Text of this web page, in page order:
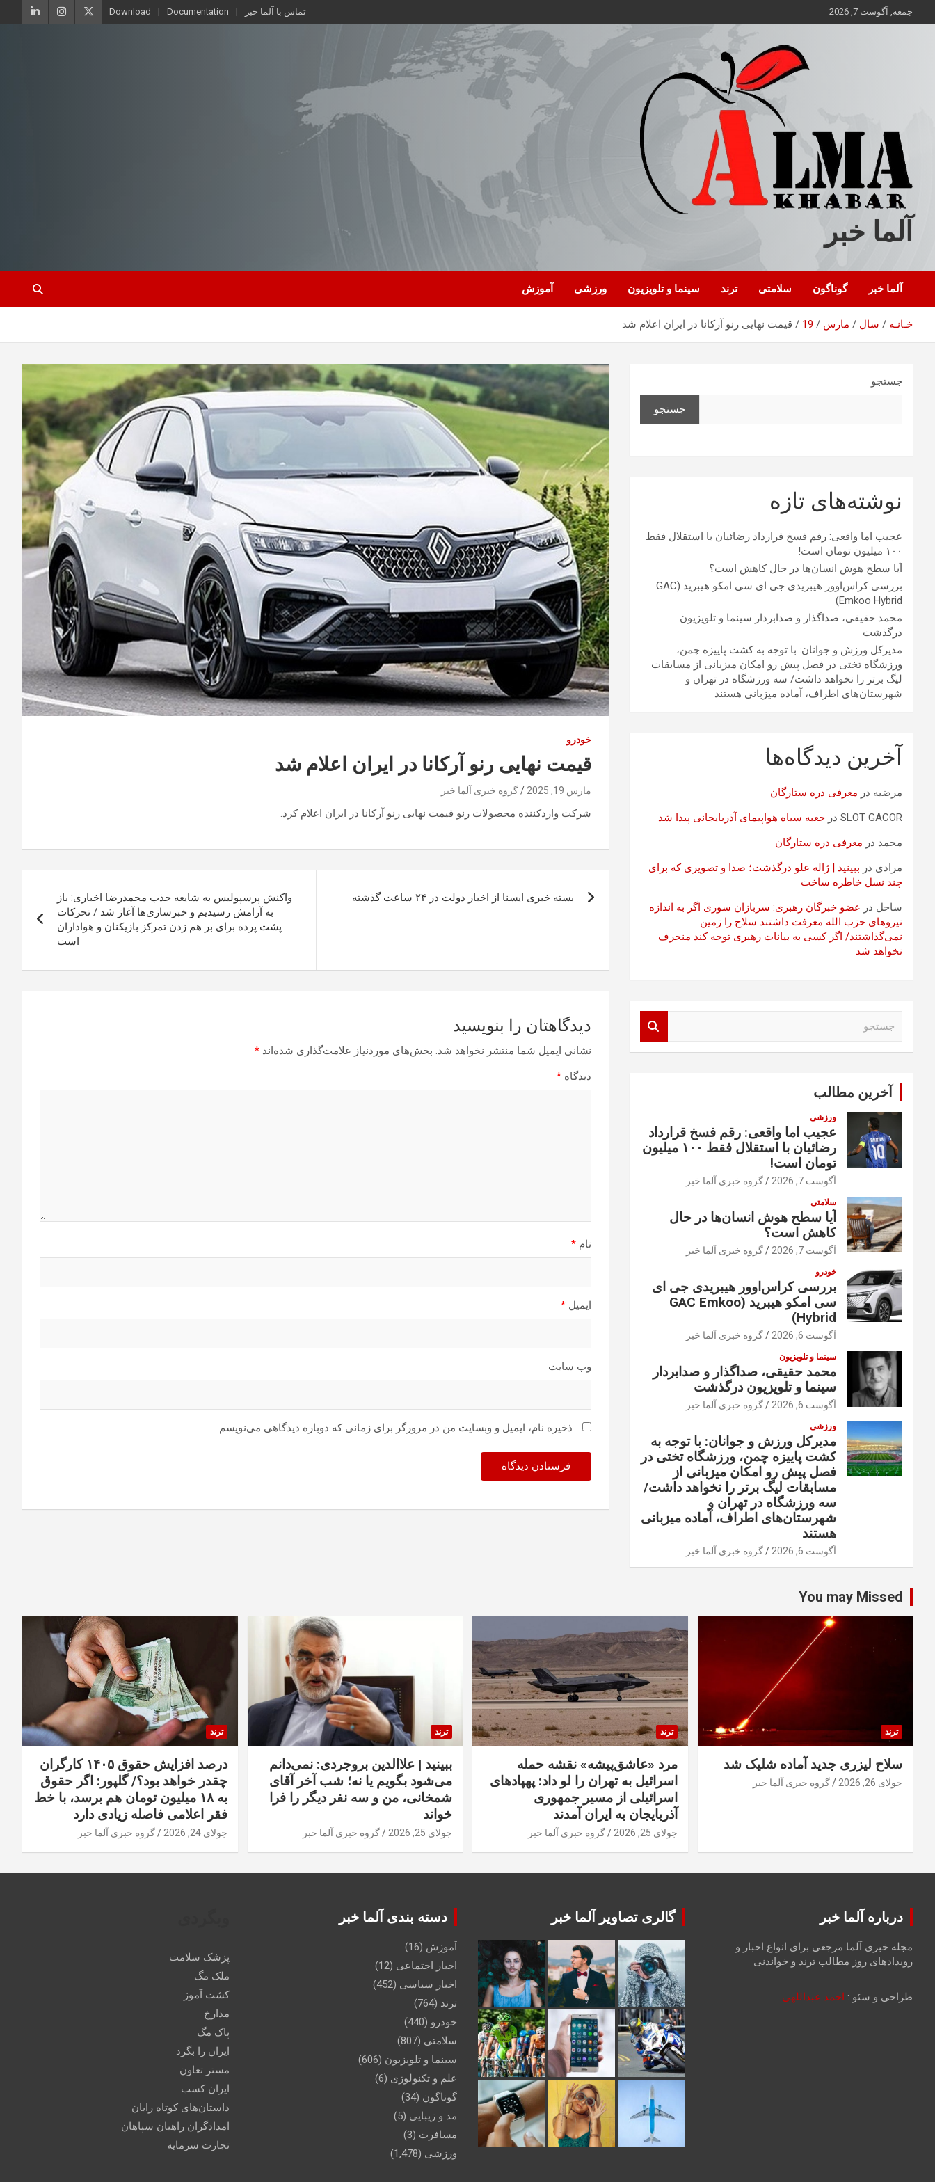
محتوا
جمعه, آگوست 7, 2026 تماس با آلما خبر Documentation
Download
آلما خبر
آلما خبر گوناگون سلامتی ترند سینما و تلویزیون ورزشی آموزش
خـانـه سال مارس 19 قیمت نهایی رنو آرکانا در ایران اعلام شد
خودرو
قیمت نهایی رنو آرکانا در ایران اعلام شد
مارس 19, 2025 گروه خبری آلما خبر
شرکت واردکننده محصولات رنو قیمت نهایی رنو آرکانا در ایران اعلام کرد.
نوشته
بسته خبری ایسنا از اخبار دولت در ۲۴ ساعت گذشته
واکنش پرسپولیس به شایعه جذب محمدرضا اخباری: باز
به آرامش رسیدیم و خبرسازی‌ها آغاز شد / تحرکات
پشت پرده برای بر هم زدن تمرکز بازیکنان و هواداران
است
دیدگاهتان را بنویسید
نشانی ایمیل شما منتشر نخواهد شد. بخش‌های موردنیاز علامت‌گذاری شده‌اند *
دیدگاه *
نام *
ایمیل *
وب‌ سایت
ذخیره نام، ایمیل و وبسایت من در مرورگر برای زمانی که دوباره دیدگاهی می‌نویسم.
جستجو
جستجو
نوشته‌های تازه
عجیب اما واقعی: رقم فسخ قرارداد رضائیان با استقلال فقط
۱۰۰ میلیون تومان است!
آیا سطح هوش انسان‌ها در حال کاهش است؟
بررسی کراس‌اوور هیبریدی جی ای سی امکو هیبرید (GAC
Emkoo Hybrid)
محمد حقیقی، صداگذار و صدابردار سینما و تلویزیون
درگذشت
مدیرکل ورزش و جوانان: با توجه به کشت پاییزه چمن،
ورزشگاه تختی در فصل پیش رو امکان میزبانی از مسابقات
لیگ برتر را نخواهد داشت/ سه ورزشگاه در تهران و
شهرستان‌های اطراف، آماده میزبانی هستند
آخرین دیدگاه‌ها
مرضیه در معرفی دره ستارگان
SLOT GACOR در جعبه سیاه هواپیمای آذربایجانی پیدا شد
محمد در معرفی دره ستارگان
مرادی در ببینید | ژاله علو درگذشت؛ صدا و تصویری که برای
چند نسل خاطره ساخت
ساحل در عضو خبرگان رهبری: سربازان سوری اگر به اندازه
نیروهای حزب الله معرفت داشتند سلاح را زمین
نمی‌گذاشتند/ اگر کسی به بیانات رهبری توجه کند منحرف
نخواهد شد
آخرین مطالب
ورزشی
عجیب اما واقعی: رقم فسخ قرارداد
رضائیان با استقلال فقط ۱۰۰ میلیون
تومان است!
آگوست 7, 2026 گروه خبری آلما خبر
سلامتی
آیا سطح هوش انسان‌ها در حال
کاهش است؟
آگوست 7, 2026 گروه خبری آلما خبر
خودرو
بررسی کراس‌اوور هیبریدی جی ای
سی امکو هیبرید (GAC Emkoo
Hybrid)
آگوست 6, 2026 گروه خبری آلما خبر
سینما و تلویزیون
محمد حقیقی، صداگذار و صدابردار
سینما و تلویزیون درگذشت
آگوست 6, 2026 گروه خبری آلما خبر
ورزشی
مدیرکل ورزش و جوانان: با توجه به
کشت پاییزه چمن، ورزشگاه تختی در
فصل پیش رو امکان میزبانی از
مسابقات لیگ برتر را نخواهد داشت/
سه ورزشگاه در تهران و
شهرستان‌های اطراف، آماده میزبانی
هستند
آگوست 6, 2026 گروه خبری آلما خبر
You may Missed
ترند
سلاح لیزری جدید آماده شلیک شد
جولای 26, 2026 گروه خبری آلما خبر
ترند
مرد «عاشق‌پیشه» نقشه حمله
اسرائیل به تهران را لو داد: پهپادهای
اسرائیلی از مسیر جمهوری
آذربایجان به ایران آمدند
جولای 25, 2026 گروه خبری آلما خبر
ترند
ببینید | علاالدین بروجردی: نمی‌دانم
می‌شود بگویم یا نه؛ شب آخر آقای
شمخانی، من و سه نفر دیگر را فرا
خواند
جولای 25, 2026 گروه خبری آلما خبر
ترند
درصد افزایش حقوق ۱۴۰۵ کارگران
چقدر خواهد بود؟/ گلپور: اگر حقوق
به ۱۸ میلیون تومان هم برسد، با خط
فقر اعلامی فاصله زیادی دارد
جولای 24, 2026 گروه خبری آلما خبر
درباره آلما خبر
مجله خبری آلما مرجعی برای انواع اخبار و
رویدادهای روز مطالب ترند و خواندنی
طراحی و سئو : احمد عبداللهی
گالری تصاویر آلما خبر دسته بندی آلما خبر
آموزش (16)
اخبار اجتماعی (12)
اخبار سیاسی (452)
ترند (764)
خودرو (440)
سلامتی (807)
سینما و تلویزیون (606)
علم و تکنولوژی (6)
گوناگون (34)
مد و زیبایی (5)
مسافرت (3)
ورزشی (1,478)
پزشک سلامت
ملک مگ
کشت آموز
مدارخ
پاک مگ
ایران را بگرد
مستر تعاون
ایران کسب
داستان‌های کوتاه رایان
امدادگران راهیان سپاهان
تجارت سرمایه